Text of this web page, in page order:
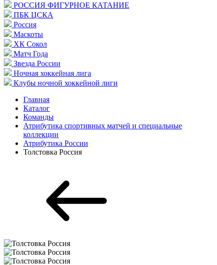
РОССИЯ ФИГУРНОЕ КАТАНИЕ
ПБК ЦСКА
Россия
Маскоты
ХК Сокол
Матч Года
Звезда России
Ночная хоккейная лига
Клубы ночной хоккейной лиги
Главная
Каталог
Команды
Атрибутика спортивных матчей и специальные
коллекции
Атрибутика России
Толстовка Россия